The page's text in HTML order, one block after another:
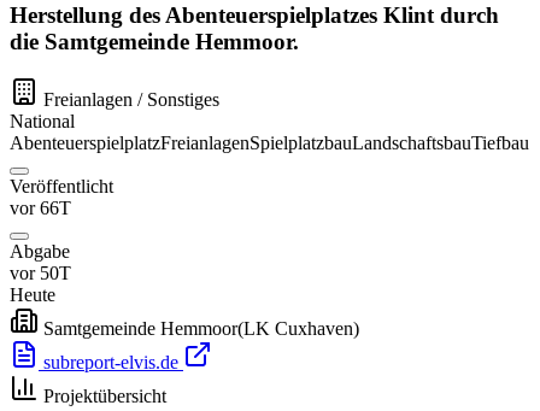
Herstellung des Abenteuerspielplatzes Klint durch
die Samtgemeinde Hemmoor.
Freianlagen / Sonstiges
National
AbenteuerspielplatzFreianlagenSpielplatzbauLandschaftsbauTiefbau
Veröffentlicht
vor 66T
Abgabe
vor 50T
Heute
Samtgemeinde Hemmoor(LK Cuxhaven)
subreport-elvis.de
Projektübersicht